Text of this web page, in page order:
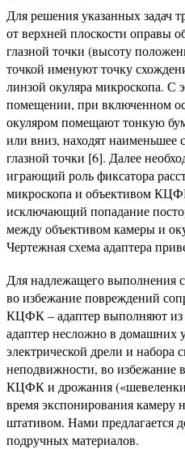
Для решения указанных задач
от верхней плоскости оправы
глазной точки (высоту
точкой именуют точку
линзой окуляра микроскопа. С
помещении, при включенном
окуляром помещают тонкую
или вниз, находят наименьшее
глазной точки [6]. Далее
играющий роль фиксатора
микроскопа и объективом
исключающий попадание
между объективом камеры и
Чертежная схема адаптера
Для надлежащего выполнения
во избежание повреждений
КЦФК – адаптер выполняют
адаптер несложно в домашних
электрической дрели и набора
неподвижности, во
КЦФК и дрожания
время экспонирования камеру
штативом. Нами предлагается
подручных материалов.